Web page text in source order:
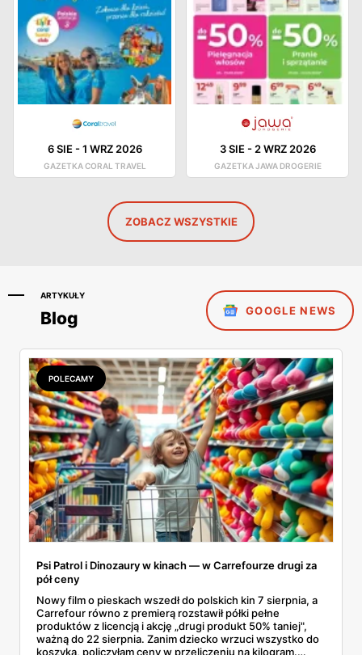
6 SIE-1 WRZ 2026
GAZETKA CORAL TRAVEL
3 SIE-2 WRZ 2026
GAZETKA JAWA DROGERIE
ZOBACZ WSZYSTKIE
ARTYKUŁY
Blog GOOGLE NEWS
POLECAMY
Psi Patrol i Dinozaury w kinach — w Carrefourze drugi za
pół ceny
Nowy film o pieskach wszedł do polskich kin 7 sierpnia, a
Carrefour równo z premierą rozstawił półki pełne
produktów z licencją i akcję „drugi produkt 50% taniej",
ważną do 22 sierpnia. Zanim dziecko wrzuci wszystko do
koszyka, policzyłam ceny w przeliczeniu na kilogram.